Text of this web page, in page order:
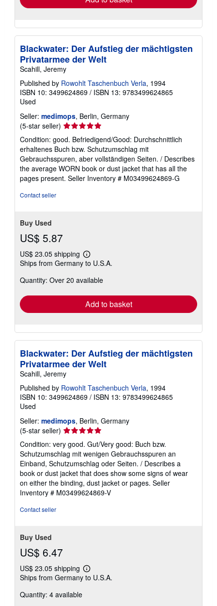
Blackwater: Der Aufstieg der mächtigsten
Privatarmee der Welt
Scahill, Jeremy
Published by Rowohlt Taschenbuch Verla, 1994
ISBN 10: 3499624869 / ISBN 13: 9783499624865
Used
Seller: medimops, Berlin, Germany
(5-star seller) Seller
rating
5
out
of
5
stars
Condition: good. Befriedigend/Good: Durchschnittlich
erhaltenes Buch bzw. Schutzumschlag mit
Gebrauchsspuren, aber vollständigen Seiten. / Describes
the average WORN book or dust jacket that has all the
pages present. Seller Inventory # M03499624869-G
Contact seller
Buy Used
US$ 5.87
US$ 23.05 shipping
Learn
more
shipping
Ships from Germany to U.S.A.
Quantity: Over 20 available
Add to basket
Blackwater: Der Aufstieg der mächtigsten
Privatarmee der Welt
Scahill, Jeremy
Published by Rowohlt Taschenbuch Verla, 1994
ISBN 10: 3499624869 / ISBN 13: 9783499624865
Used
Seller: medimops, Berlin, Germany
(5-star seller) Seller
5
out
of
5
stars
Condition: very good. Gut/Very good: Buch bzw.
Schutzumschlag mit wenigen Gebrauchsspuren an
Einband, Schutzumschlag oder Seiten. / Describes a
book or dust jacket that does show some signs of wear
on either the binding, dust jacket or pages. Seller
Inventory # M03499624869-V
Contact seller
Buy Used
US$ 6.47
US$ 23.05 shipping
Learn
more
Ships from Germany to U.S.A.
Quantity: 4 available